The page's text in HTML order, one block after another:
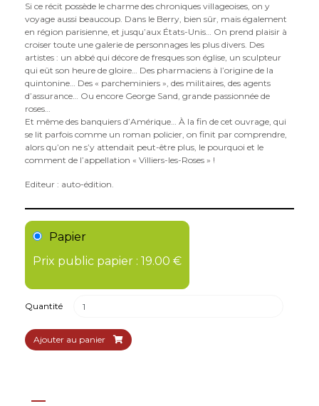
Si ce récit possède le charme des chroniques villageoises, on y
voyage aussi beaucoup. Dans le Berry, bien sûr, mais également
en région parisienne, et jusqu’aux États-Unis… On prend plaisir à
croiser toute une galerie de personnages les plus divers. Des
artistes : un abbé qui décore de fresques son église, un sculpteur
qui eût son heure de gloire… Des pharmaciens à l’origine de la
quintonine… Des « parcheminiers », des militaires, des agents
d’assurance… Ou encore George Sand, grande passionnée de
roses…
Et même des banquiers d’Amérique… À la fin de cet ouvrage, qui
se lit parfois comme un roman policier, on finit par comprendre,
alors qu’on ne s’y attendait peut-être plus, le pourquoi et le
comment de l’appellation « Villiers-les-Roses » !
Editeur : auto-édition.
Papier
Prix public papier : 19.00 €
Quantité
Ajouter au panier